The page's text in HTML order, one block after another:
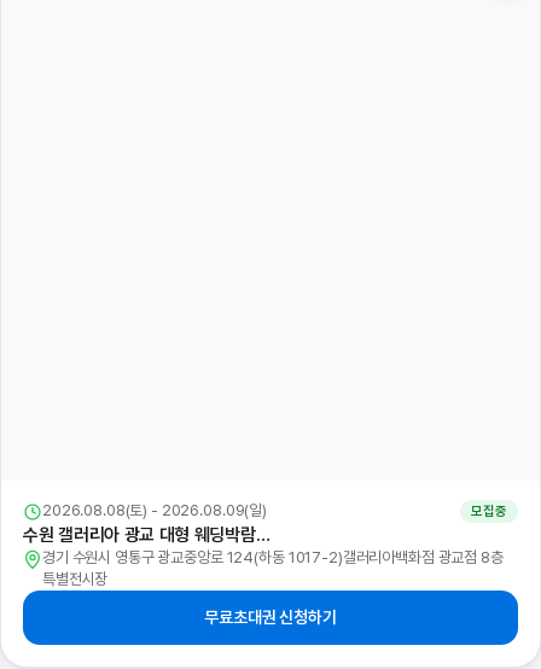
2026.08.08(토) - 2026.08.09(일) 모집중
수원 갤러리아 광교 대형 웨딩박람…
경기 수원시 영통구 광교중앙로 124(하동 1017-2)갤러리아백화점 광교점 8층
특별전시장
무료초대권 신청하기